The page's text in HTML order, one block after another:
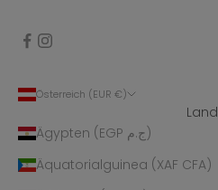
Österreich (EUR €)
Land
Ägypten (EGP ج.م)
Äquatorialguinea (XAF CFA)